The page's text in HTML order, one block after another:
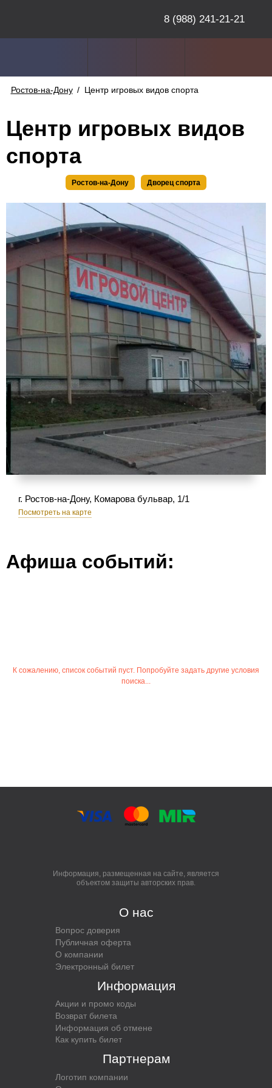
8 (988) 241-21-21
Ростов-на-Дону / Центр игровых видов спорта
Центр игровых видов
спорта
Ростов-на-Дону Дворец спорта
г. Ростов-на-Дону, Комарова бульвар, 1/1
Посмотреть на карте
Афиша событий:
К сожалению, список событий пуст. Попробуйте задать другие условия
поиска...
Информация, размещенная на сайте, является
объектом защиты авторских прав.
О нас
Вопрос доверия
Публичная оферта
О компании
Электронный билет
Информация
Акции и промо коды
Возврат билета
Информация об отмене
Как купить билет
Партнерам
Логотип компании